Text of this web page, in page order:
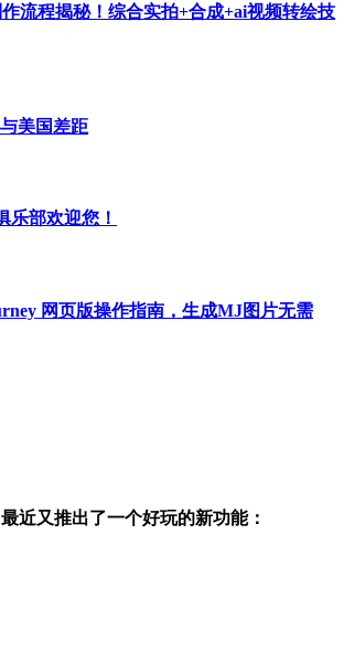
作流程揭秘！综合实拍+合成+ai视频转绘技
美国差距
乐部欢迎您！
网页版操作指南，生成MJ图片无需
近又推出了一个好玩的新功能：